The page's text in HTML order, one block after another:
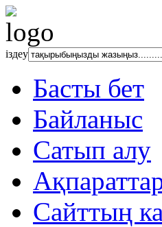
іздеу
Басты бет
Байланыс
Сатып алу
Сайттың